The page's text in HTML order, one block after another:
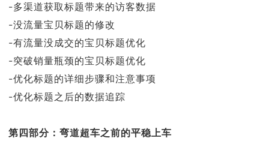
-多渠道获取标题带来的访客数据
-没流量宝贝标题的修改
-有流量没成交的宝贝标题优化
-突破销量瓶颈的宝贝标题优化
-优化标题的详细步骤和注意事项
-优化标题之后的数据追踪
第四部分：弯道超车之前的平稳上车